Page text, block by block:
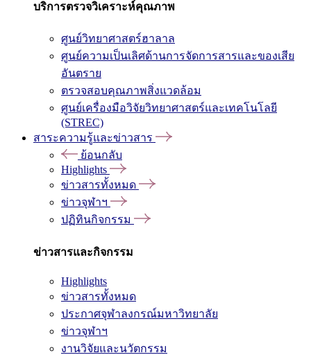
บริการตรวจวิเคราะห์คุณภาพ
ศูนย์วิทยาศาสตร์ฮาลาล
ศูนย์ความเป็นเลิศด้านการจัดการสารและของเสีย
อันตราย
ตรวจสอบคุณภาพสิ่งแวดล้อม
ศูนย์เครื่องมือวิจัยวิทยาศาสตร์และเทคโนโลยี
(STREC)
สาระความรู้และข่าวสาร
ย้อนกลับ
Highlights
ข่าวสารทั้งหมด
ข่าวจุฬาฯ
ปฏิทินกิจกรรม
ข่าวสารและกิจกรรม
Highlights
ข่าวสารทั้งหมด
ประกาศจุฬาลงกรณ์มหาวิทยาลัย
ข่าวจุฬาฯ
งานวิจัยและนวัตกรรม